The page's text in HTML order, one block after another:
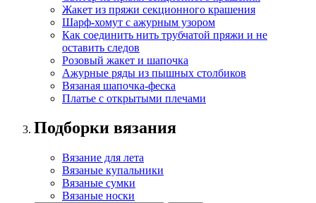
Жакет из пряжи секционного крашения
Шарф-хомут с ажурным узором
Как соединить нить трубчатой пряжи и не
оставить следов
Розовый жакет и шапочка
Ажурные ряды из пышных столбиков
Вязаная шапочка-феска
Платье с открытыми плечами
Подборки вязания
Вязание для лета
Вязаные купальники
Вязаные сумки
Вязаные носки